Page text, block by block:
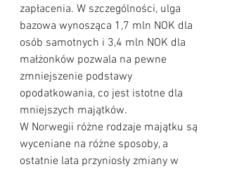
zapłacenia. W szczególności, ulga
bazowa wynosząca 1,7 mln NOK dla
osób samotnych i 3,4 mln NOK dla
małżonków pozwala na pewne
zmniejszenie podstawy
opodatkowania, co jest istotne dla
mniejszych majątków.
W Norwegii różne rodzaje majątku są
wyceniane na różne sposoby, a
ostatnie lata przyniosły zmiany w